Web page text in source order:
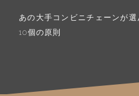
あの大手コンビニチェーンが
10個の原則